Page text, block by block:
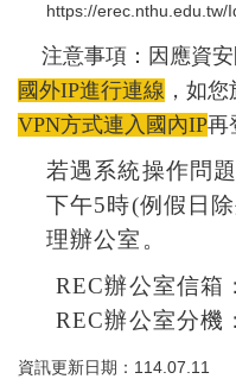
https://erec.nthu.edu.tw/
注意事項：因應資
國外IP進行連線 ，如
VPN方式連入國內IP再
若遇系統操作問
下午5時(例假日
理辦公室。
REC辦公室信箱
REC辦公室分機
資訊更新日期：114.07.11